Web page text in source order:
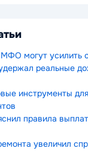
МФО могут усилить
реальные
инструменты
правила
увеличил